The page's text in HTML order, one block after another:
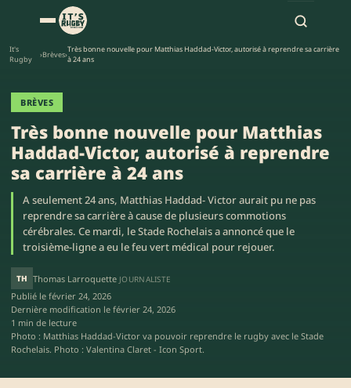
It's
Rugby
›Brèves›Très bonne nouvelle pour Matthias Haddad-Victor, autorisé à reprendre sa carrière
à 24 ans
BRÈVES
Très bonne nouvelle pour Matthias
Haddad-Victor, autorisé à reprendre
sa carrière à 24 ans
A seulement 24 ans, Matthias Haddad- Victor aurait pu ne pas
reprendre sa carrière à cause de plusieurs commotions
cérébrales. Ce mardi, le Stade Rochelais a annoncé que le
troisième-ligne a eu le feu vert médical pour rejouer.
TH Thomas Larroquette JOURNALISTE
Publié le février 24, 2026
Dernière modification le février 24, 2026
1 min de lecture
Photo : Matthias Haddad-Victor va pouvoir reprendre le rugby avec le Stade
Rochelais. Photo : Valentina Claret - Icon Sport.